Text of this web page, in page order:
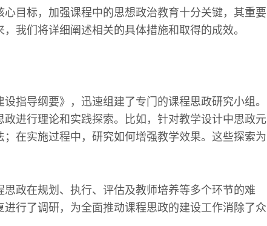
目标，加强课程中的思想政治教育十分关键，其重要
我们将详细阐述相关的具体措施和取得的成效。
指导纲要》，迅速组建了专门的课程思政研究小组。
进行理论和实践探索。比如，针对教学设计中思政元
在实施过程中，研究如何增强教学效果。这些探索为
政在规划、执行、评估及教师培养等多个环节的难
行了调研，为全面推动课程思政的建设工作消除了众